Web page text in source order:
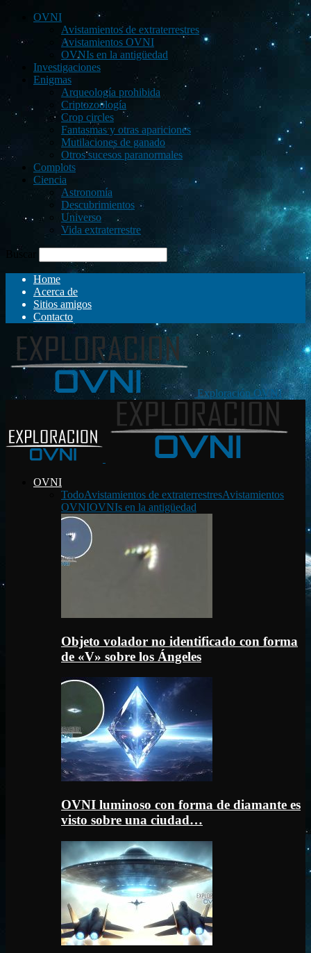
OVNI
Avistamientos de extraterrestres
Avistamientos OVNI
OVNIs en la antigüedad
Investigaciones
Enigmas
Arqueología prohibida
Criptozoología
Crop circles
Fantasmas y otras apariciones
Mutilaciones de ganado
Otros sucesos paranormales
Complots
Ciencia
Astronomía
Descubrimientos
Universo
Vida extraterrestre
Buscar
Home
Acerca de
Sitios amigos
Contacto
Exploración OVNI
OVNI
TodoAvistamientos de extraterrestresAvistamientos
OVNIOVNIs en la antigüedad
Objeto volador no identificado con forma
de «V» sobre los Ángeles
OVNI luminoso con forma de diamante es
visto sobre una ciudad…